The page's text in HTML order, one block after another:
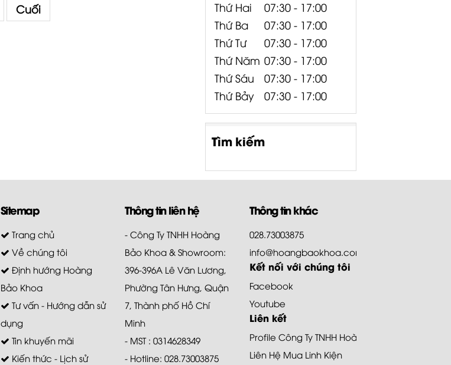
Cuối Thứ Hai
07:30 - 17:00
Thứ Ba
07:30 - 17:00
Thứ Tư
07:30 - 17:00
Thứ Năm 07:30 - 17:00
Thứ Sáu
07:30 - 17:00
Thứ Bảy
07:30 - 17:00
Tìm kiếm
Sitemap
Trang chủ
Về chúng tôi
Định hướng Hoàng
Bảo Khoa
Tư vấn - Hướng dẫn sử
dụng
Tin khuyến mãi
Kiến thức - Lịch sử
Thông tin liên hệ
- Công Ty TNHH Hoàng
Bảo Khoa & Showroom:
396-396A Lê Văn Lương,
Phường Tân Hưng, Quận
7, Thành phố Hồ Chí
Minh
- MST : 0314628349
- Hotline: 028.73003875
Thông tin khác
028.73003875
info@hoangbaokhoa.com
Kết nối với chúng tôi
Facebook
Youtube
Liên kết
Profile Công Ty TNHH Hoàng Bảo Khoa
Liên Hệ Mua Linh Kiện